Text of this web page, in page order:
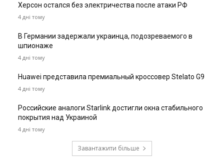
Херсон остался без электричества после атаки РФ
4 дні тому
В Германии задержали украинца, подозреваемого в
шпионаже
4 дні тому
Huawei представила премиальный кроссовер Stelato G9
4 дні тому
Российские аналоги Starlink достигли окна стабильного
покрытия над Украиной
4 дні тому
Завантажити більше